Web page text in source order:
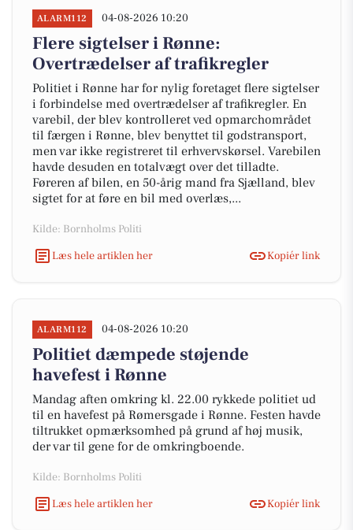
ALARM112 04-08-2026 10:20
Flere sigtelser i Rønne:
Overtrædelser af trafikregler
Politiet i Rønne har for nylig foretaget flere sigtelser
i forbindelse med overtrædelser af trafikregler. En
varebil, der blev kontrolleret ved opmarchområdet
til færgen i Rønne, blev benyttet til godstransport,
men var ikke registreret til erhvervskørsel. Varebilen
havde desuden en totalvægt over det tilladte.
Føreren af bilen, en 50-årig mand fra Sjælland, blev
sigtet for at føre en bil med overlæs,...
Kilde: Bornholms Politi
Læs hele artiklen her
Kopiér link
ALARM112 04-08-2026 10:20
Politiet dæmpede støjende
havefest i Rønne
Mandag aften omkring kl. 22.00 rykkede politiet ud
til en havefest på Rømersgade i Rønne. Festen havde
tiltrukket opmærksomhed på grund af høj musik,
der var til gene for de omkringboende.
Kilde: Bornholms Politi
Læs hele artiklen her
Kopiér link